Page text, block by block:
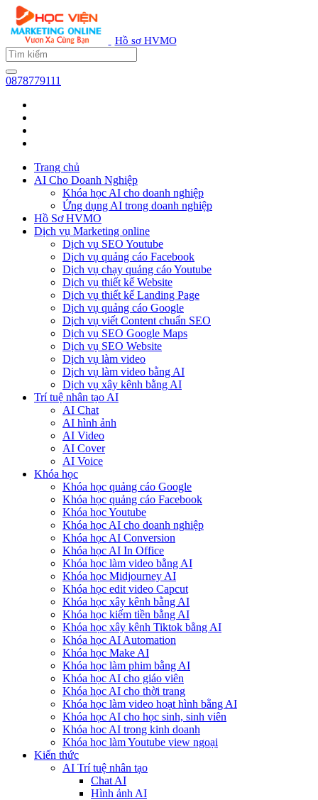
Hồ sơ HVMO
0878779111
Trang chủ
AI Cho Doanh Nghiệp
Khóa học AI cho doanh nghiệp
Ứng dụng AI trong doanh nghiệp
Hồ Sơ HVMO
Dịch vụ Marketing online
Dịch vụ SEO Youtube
Dịch vụ quảng cáo Facebook
Dịch vụ chạy quảng cáo Youtube
Dịch vụ thiết kế Website
Dịch vụ thiết kế Landing Page
Dịch vụ quảng cáo Google
Dịch vụ viết Content chuẩn SEO
Dịch vụ SEO Google Maps
Dịch vụ SEO Website
Dịch vụ làm video
Dịch vụ làm video bằng AI
Dịch vụ xây kênh bằng AI
Trí tuệ nhân tạo AI
AI Chat
AI hình ảnh
AI Video
AI Cover
AI Voice
Khóa học
Khóa học quảng cáo Google
Khóa học quảng cáo Facebook
Khóa học Youtube
Khóa học AI cho doanh nghiệp
Khóa học AI Conversion
Khóa học AI In Office
Khóa học làm video bằng AI
Khóa học Midjourney AI
Khóa học edit video Capcut
Khóa học xây kênh bằng AI
Khóa học kiếm tiền bằng AI
Khóa học xây kênh Tiktok bằng AI
Khóa học AI Automation
Khóa học Make AI
Khóa học làm phim bằng AI
Khóa học AI cho giáo viên
Khóa học AI cho thời trang
Khóa học làm video hoạt hình bằng AI
Khóa học AI cho học sinh, sinh viên
Khóa hoc AI trong kinh doanh
Khóa học làm Youtube view ngoại
Kiến thức
AI Trí tuệ nhân tạo
Chat AI
Hình ảnh AI